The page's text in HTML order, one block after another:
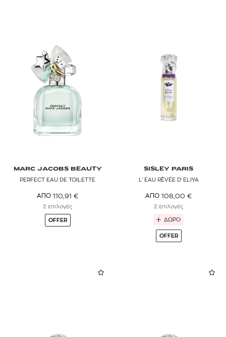
MARC JACOBS BEAUTY
PERFECT EAU DE TOILETTE
ΑΠΟ 110,91 €
2 επιλογές
OFFER
SISLEY PARIS
L'EAU RÊVÉE D'ELIYA
ΑΠΟ 108,00 €
2 επιλογές
ΔΩΡΟ
OFFER